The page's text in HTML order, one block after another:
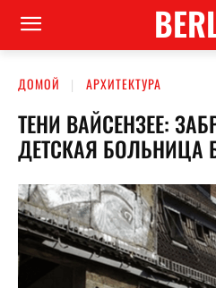
ДОМОЙ АРХИТЕКТУРА
ТЕНИ ВАЙСЕНЗЕЕ:
ДЕТСКАЯ БОЛЬНИЦА